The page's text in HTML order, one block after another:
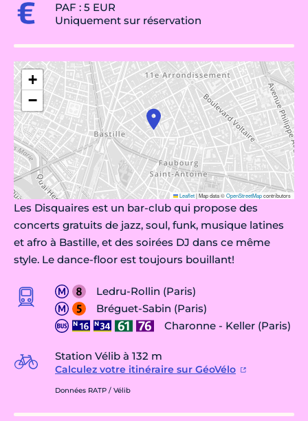
PAF : 5 EUR
Uniquement sur réservation
+
−
Leaflet|Map data ©OpenStreetMapcontributors
Les Disquaires est un bar-club qui propose des
concerts gratuits de jazz, soul, funk, musique latines
et afro à Bastille, et des soirées DJ dans ce même
style. Le dance-floor est toujours bouillant!
Ledru-Rollin (Paris)
Bréguet-Sabin (Paris)
Charonne - Keller (Paris)
Station Vélib à 132 m
Calculez votre itinéraire sur GéoVélo
Données RATP / Vélib